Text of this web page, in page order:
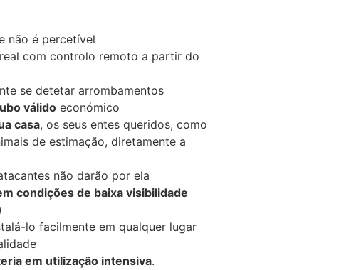
não é percetível
com controlo remoto a partir do
se detetar arrombamentos
válido económico
casa, os seus entes queridos, como
de estimação, diretamente a
não darão por ela
condições de baixa visibilidade
lo facilmente em qualquer lugar
em utilização intensiva.